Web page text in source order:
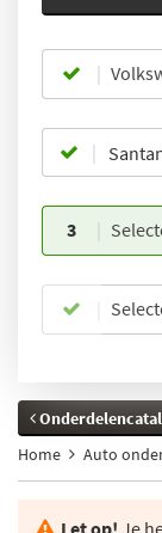
3
Home
Auto
Let op! Je